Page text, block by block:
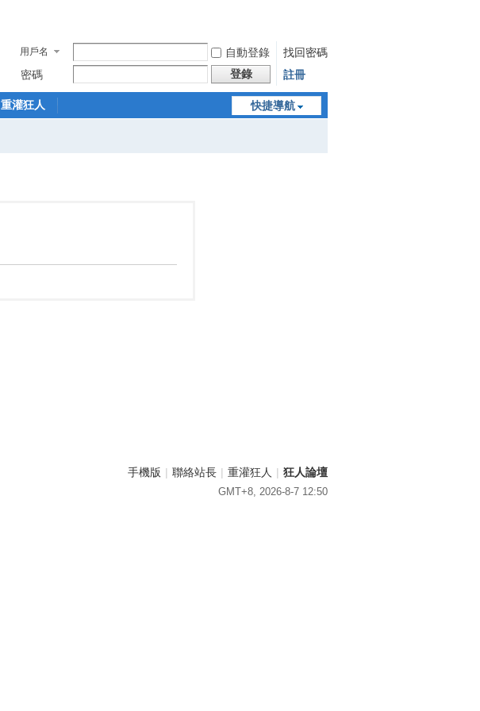
用戶名 自動登錄
找回密碼
密碼
登錄 註冊
快捷導航
重灌狂人
手機版 | 聯絡站長 | 重灌狂人 | 狂人論壇
GMT+8, 2026-8-7 12:50